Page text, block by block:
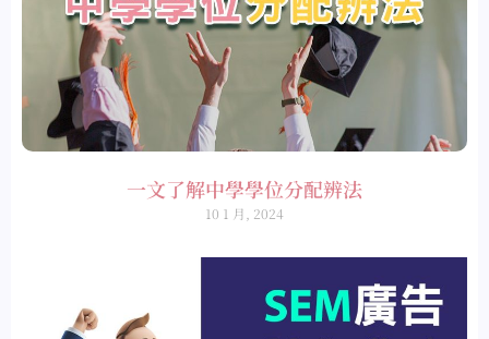
一文了解中學學位分配辨法
10 1 月, 2024